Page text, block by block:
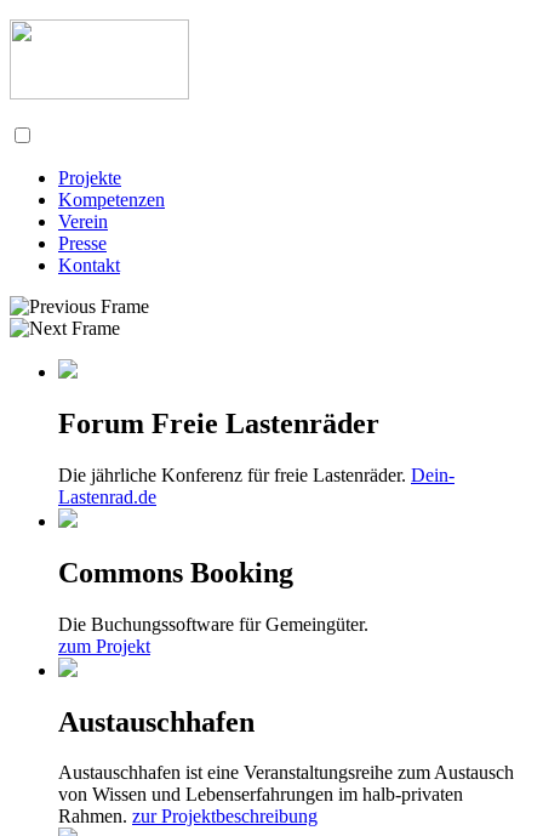
Projekte
Kompetenzen
Verein
Presse
Kontakt
Forum Freie Lastenräder
Die jährliche Konferenz für freie Lastenräder. Dein-
Lastenrad.de
Commons Booking
Die Buchungssoftware für Gemeingüter.
zum Projekt
Austauschhafen
Austauschhafen ist eine Veranstaltungsreihe zum Austausch
von Wissen und Lebenserfahrungen im halb-privaten
Rahmen. zur Projektbeschreibung